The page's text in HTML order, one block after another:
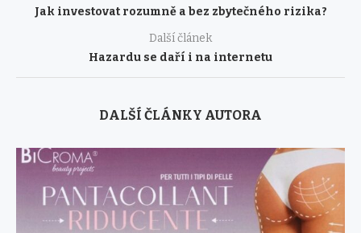
Jak investovat rozumně a bez zbytečného rizika?
Další článek
Hazardu se daří i na internetu
DALŠÍ ČLÁNKY AUTORA